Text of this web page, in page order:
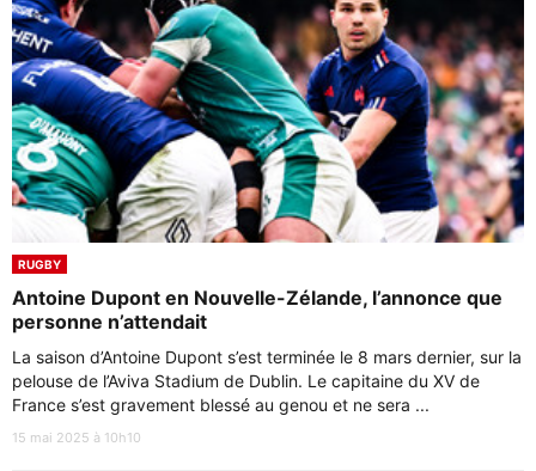
RUGBY
Antoine Dupont en Nouvelle-Zélande, l’annonce que
personne n’attendait
La saison d’Antoine Dupont s’est terminée le 8 mars dernier, sur la
pelouse de l’Aviva Stadium de Dublin. Le capitaine du XV de
France s’est gravement blessé au genou et ne sera ...
15 mai 2025 à 10h10